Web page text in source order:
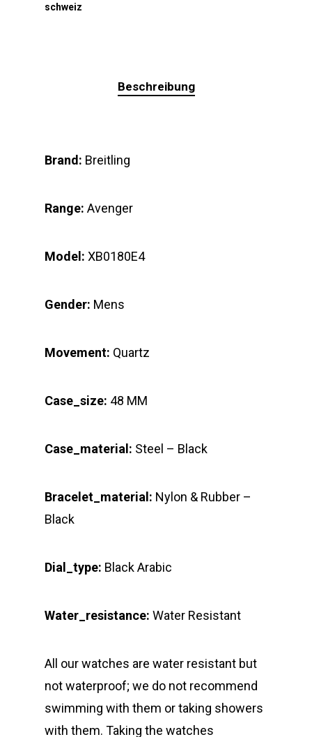
schweiz
Beschreibung
Brand: Breitling
Range: Avenger
Model: XB0180E4
Gender: Mens
Movement: Quartz
Case_size: 48 MM
Case_material: Steel – Black
Bracelet_material: Nylon & Rubber –
Black
Dial_type: Black Arabic
Water_resistance: Water Resistant
All our watches are water resistant but
not waterproof; we do not recommend
swimming with them or taking showers
with them. Taking the watches